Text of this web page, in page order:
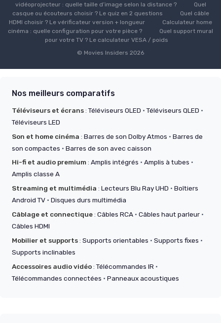
vidéoprojecteur : quelle taille d’image selon la distance ?
Quel
casque ou écouteurs choisir ? Le quiz en 2 questions
Quel câble
HDMI choisir ? Le vérificateur version + longueur
Calculateur home
cinéma : quelle configuration pour votre pièce ?
Quel support mural
pour votre TV ? Le calculateur VESA / poids
© Movies Insiders 2026
Nos meilleurs comparatifs
Téléviseurs et écrans:Téléviseurs OLED ·Téléviseurs QLED ·
Téléviseurs LED
Son et home cinéma : Barres de son Dolby Atmos · Barres de
son compactes · Barres de son avec caisson
Hi-fi et audio premium: Amplis intégrés · Amplis à tubes ·
Amplis classe A
Streaming et multimédia : Lecteurs Blu Ray UHD · Boîtiers
Android TV · Disques durs multimédia
Câblage et connectique: Câbles RCA · Câbles haut parleur ·
Câbles HDMI
Mobilier et supports: Supports orientables · Supports fixes ·
Supports inclinables
Accessoires audio vidéo:Télécommandes IR ·
Télécommandes connectées · Panneaux acoustiques